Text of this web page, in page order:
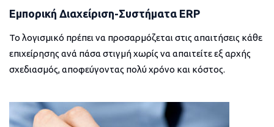
Εμπορική Διαχείριση-Συστήματα ERP
Το λογισμικό πρέπει να προσαρμόζεται στις απαιτήσεις κάθε
επιχείρησης ανά πάσα στιγμή χωρίς να απαιτείτε εξ αρχής
σχεδιασμός, αποφεύγοντας πολύ χρόνο και κόστος.